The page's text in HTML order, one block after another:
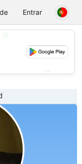
Entrar